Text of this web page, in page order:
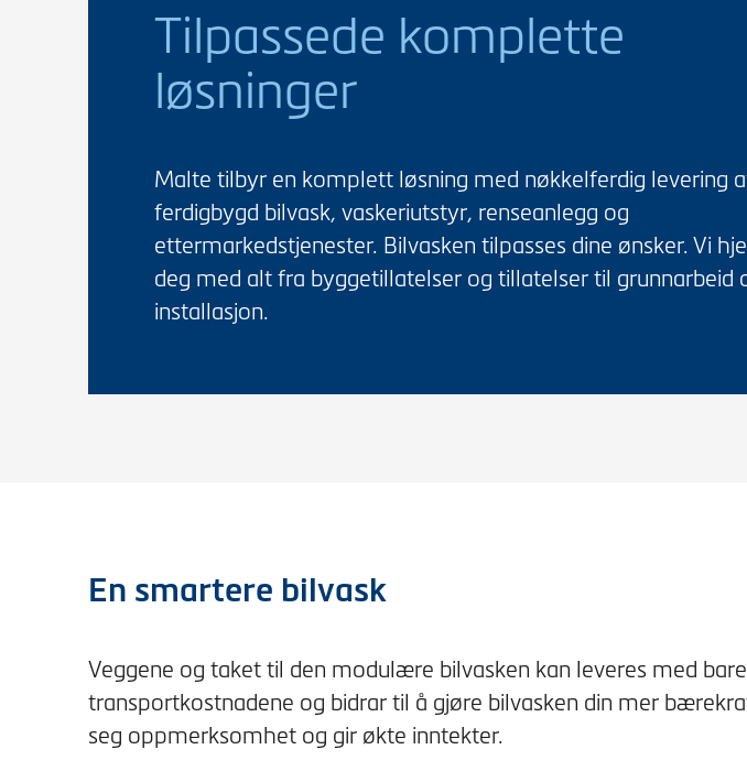
Tilpassede komplette
løsninger
Malte tilbyr en komplett løsning med nøkkelferdig levering
ferdigbygd bilvask, vaskeriutstyr, renseanlegg og
ettermarkedstjenester. Bilvasken tilpasses dine ønsker. Vi
deg med alt fra byggetillatelser og tillatelser til grunnarbeid
installasjon.
En smartere bilvask
Veggene og taket til den modulære bilvasken kan leveres med
transportkostnadene og bidrar til å gjøre bilvasken din mer
seg oppmerksomhet og gir økte inntekter.